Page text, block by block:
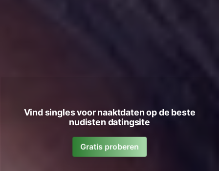
Vind singles voor naaktdaten op de beste
nudisten datingsite
Gratis proberen